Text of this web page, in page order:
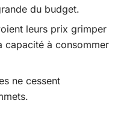
du budget.
leurs prix grimper
capacité à consommer
ne cessent